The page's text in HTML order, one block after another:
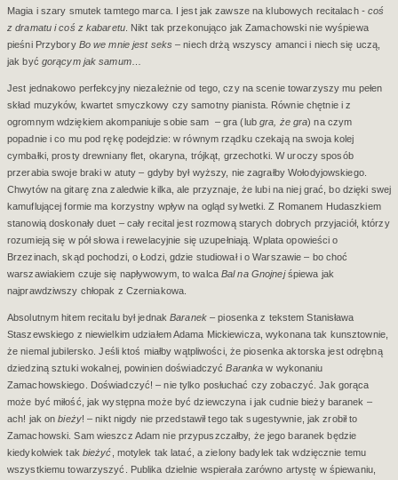
Magia i szary smutek tamtego marca. I jest jak zawsze na klubowych recitalach - coś
z dramatu i coś z kabaretu. Nikt tak przekonująco jak Zamachowski nie wyśpiewa
pieśni Przybory Bo we mnie jest seks – niech drżą wszyscy amanci i niech się uczą,
jak być gorącym jak samum…
Jest jednakowo perfekcyjny niezależnie od tego, czy na scenie towarzyszy mu pełen
skład muzyków, kwartet smyczkowy czy samotny pianista. Równie chętnie i z
ogromnym wdziękiem akompaniuje sobie sam – gra (lub gra, że gra) na czym
popadnie i co mu pod rękę podejdzie: w równym rządku czekają na swoja kolej
cymbałki, prosty drewniany flet, okaryna, trójkąt, grzechotki. W uroczy sposób
przerabia swoje braki w atuty – gdyby był wyższy, nie zagrałby Wołodyjowskiego.
Chwytów na gitarę zna zaledwie kilka, ale przyznaje, że lubi na niej grać, bo dzięki swej
kamuflującej formie ma korzystny wpływ na ogląd sylwetki. Z Romanem Hudaszkiem
stanowią doskonały duet – cały recital jest rozmową starych dobrych przyjaciół, którzy
rozumieją się w pół słowa i rewelacyjnie się uzupełniają. Wplata opowieści o
Brzezinach, skąd pochodzi, o Łodzi, gdzie studiował i o Warszawie – bo choć
warszawiakiem czuje się napływowym, to walcaBal na Gnojnejśpiewa jak
najprawdziwszy chłopak z Czerniakowa.
Absolutnym hitem recitalu był jednakBaranek– piosenka z tekstem Stanisława
Staszewskiego z niewielkim udziałem Adama Mickiewicza, wykonana tak kunsztownie,
że niemal jubilersko. Jeśli ktoś miałby wątpliwości, że piosenka aktorska jest odrębną
dziedziną sztuki wokalnej, powinien doświadczyćBaranka w wykonaniu
Zamachowskiego. Doświadczyć! – nie tylko posłuchać czy zobaczyć. Jak gorąca
może być miłość, jak występna może być dziewczyna i jak cudnie bieży baranek –
ach! jak onbieży! – nikt nigdy nie przedstawił tego tak sugestywnie, jak zrobił to
Zamachowski. Sam wieszcz Adam nie przypuszczałby, że jego baranek będzie
kiedykolwiek tak bieżyć , motylek tak latać, a zielony badylek tak wdzięcznie temu
wszystkiemu towarzyszyć. Publika dzielnie wspierała zarówno artystę w śpiewaniu,